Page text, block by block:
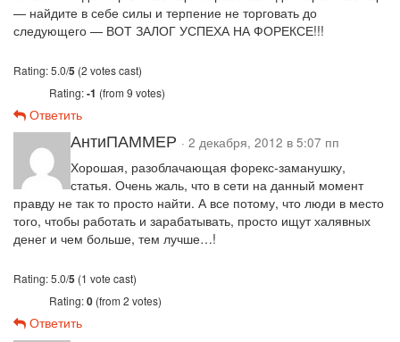
— найдите в себе силы и терпение не торговать до
следующего — ВОТ ЗАЛОГ УСПЕХА НА ФОРЕКСЕ!!!
Rating: 5.0/5 (2 votes cast)
Rating:-1 (from 9 votes)
Ответить
АнтиПАММЕР · 2 декабря, 2012 в 5:07 пп
Хорошая, разоблачающая форекс-заманушку,
статья. Очень жаль, что в сети на данный момент
правду не так то просто найти. А все потому, что люди в место
того, чтобы работать и зарабатывать, просто ищут халявных
денег и чем больше, тем лучше…!
Rating: 5.0/5 (1 vote cast)
Rating:0 (from 2 votes)
Ответить